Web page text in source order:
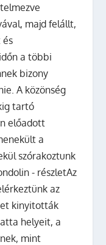
majd felállt,
a többi
bizony
A közönség
tartó
előadott
a
szórakoztunk
Az
az
kinyitották
helyeit, a
mint